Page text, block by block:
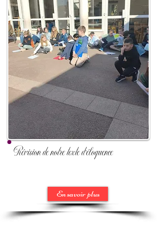
Révision de notre texte d'éloquence
En savoir plus